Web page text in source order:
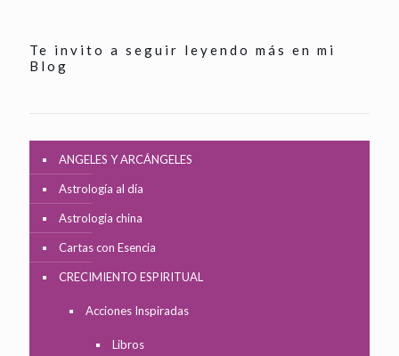
Te invito a seguir leyendo más en mi
Blog
ANGELES Y ARCÁNGELES
Astrología al día
Astrologia china
Cartas con Esencia
CRECIMIENTO ESPIRITUAL
Acciones Inspiradas
Libros